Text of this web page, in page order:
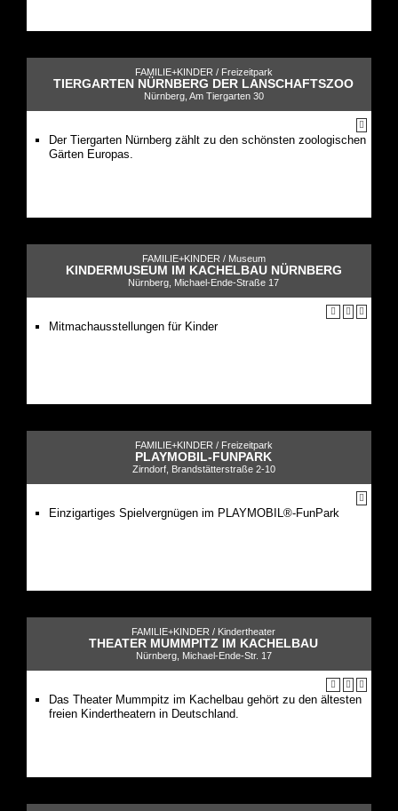
FAMILIE+KINDER / Freizeitpark
TIERGARTEN NÜRNBERG DER LANSCHAFTSZOO
Nürnberg, Am Tiergarten 30
Der Tiergarten Nürnberg zählt zu den schönsten zoologischen
Gärten Europas.
FAMILIE+KINDER / Museum
KINDERMUSEUM IM KACHELBAU NÜRNBERG
Nürnberg, Michael-Ende-Straße 17
Mitmachausstellungen für Kinder
FAMILIE+KINDER / Freizeitpark
PLAYMOBIL-FUNPARK
Zirndorf, Brandstätterstraße 2-10
Einzigartiges Spielvergnügen im PLAYMOBIL®-FunPark
FAMILIE+KINDER / Kindertheater
THEATER MUMMPITZ IM KACHELBAU
Nürnberg, Michael-Ende-Str. 17
Das Theater Mummpitz im Kachelbau gehört zu den ältesten
freien Kindertheatern in Deutschland.